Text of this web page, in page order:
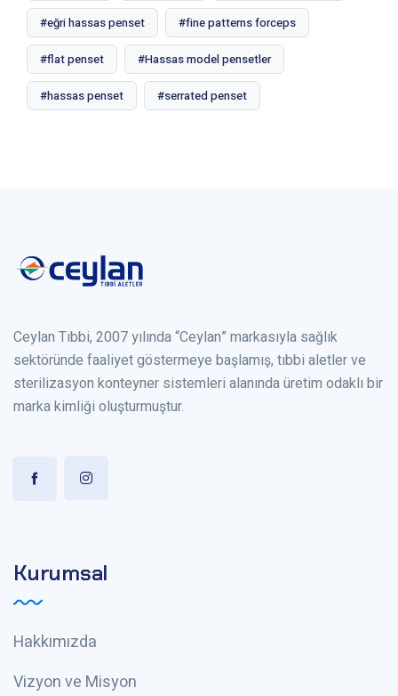
#eğri hassas penset #fine patterns forceps
#flat penset #Hassas model pensetler
#hassas penset #serrated penset
Ceylan Tıbbi, 2007 yılında “Ceylan” markasıyla sağlık
sektöründe faaliyet göstermeye başlamış, tıbbi aletler ve
sterilizasyon konteyner sistemleri alanında üretim odaklı bir
marka kimliği oluşturmuştur.
Kurumsal
Hakkımızda
Vizyon ve Misyon